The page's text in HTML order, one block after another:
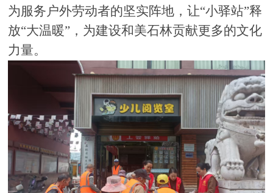
为服务户外劳动者的坚实阵地，让“小驿站”释
放“大温暖”，为建设和美石林贡献更多的文化
力量。